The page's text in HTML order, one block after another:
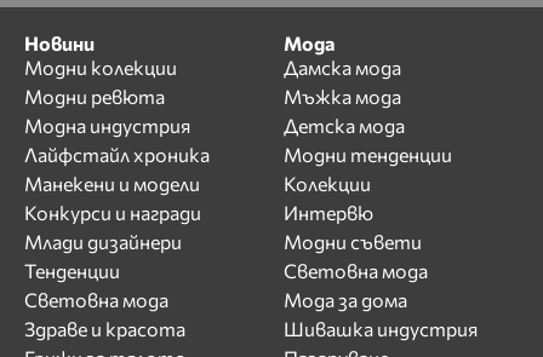
Новини
Модни колекции
Модни ревюта
Модна индустрия
Лайфстайл хроника
Манекени и модели
Конкурси и награди
Млади дизайнери
Тенденции
Световна мода
Здраве и красота
Мода
Дамска мода
Мъжка мода
Детска мода
Модни тенденции
Колекции
Интервю
Модни съвети
Световна мода
Мода за дома
Шивашка индустрия